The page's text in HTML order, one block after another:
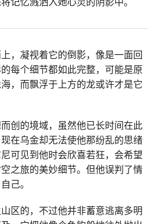
，凝视着它的倒影，像是一面回
每个细节都如此完整，可能是原
，而飘浮于上方的龙或许才是它
创的境域，虽然他已长时间在此
在乌金却无法使他那纷乱的思绪
可见到他时会欣喜若狂，会希望
之旅的美妙细节。但他误判了情
己。
区的，不过他并非蓄意逃离多明